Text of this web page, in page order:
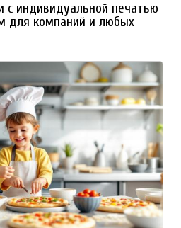
с индивидуальной печатью
для компаний и любых